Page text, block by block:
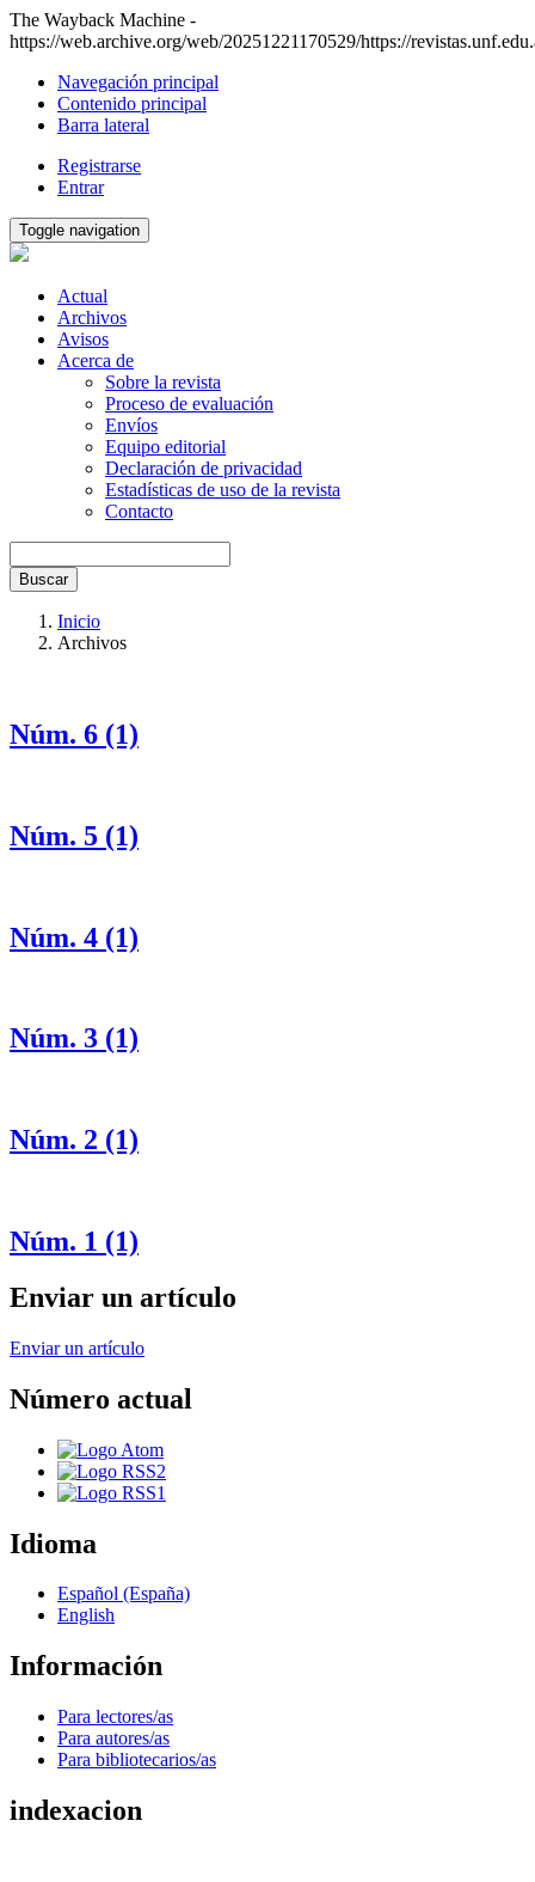
The Wayback Machine -
https://web.archive.org/web/20251221170529/https://
Navegación principal
Contenido principal
Barra lateral
Registrarse
Entrar
Toggle navigation
Actual
Archivos
Avisos
Acerca de
Sobre la revista
Proceso de evaluación
Envíos
Equipo editorial
Declaración de privacidad
Estadísticas de uso de la revista
Contacto
Buscar
Inicio
Archivos
Núm. 6 (1)
Núm. 5 (1)
Núm. 4 (1)
Núm. 3 (1)
Núm. 2 (1)
Núm. 1 (1)
Enviar un artículo
Enviar un artículo
Número actual
Idioma
Español (España)
English
Información
Para lectores/as
Para autores/as
Para bibliotecarios/as
indexacion